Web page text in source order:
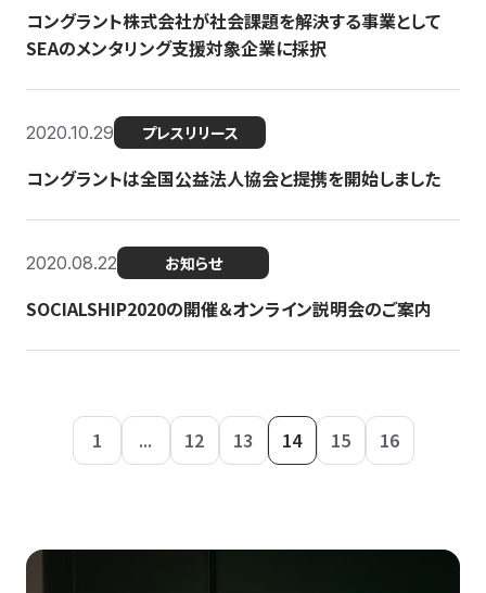
コングラント株式会社が社会課題を解決する事業として
SEAのメンタリング支援対象企業に採択
2020.10.29 プレスリリース
コングラントは全国公益法人協会と提携を開始しました
2020.08.22 お知らせ
SOCIALSHIP2020の開催＆オンライン説明会のご案内
1 ... 12 13 14 15 16